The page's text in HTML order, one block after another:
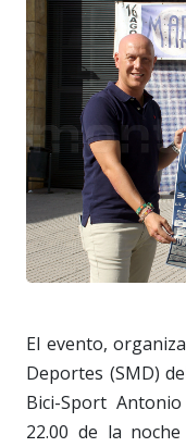
El evento,
Deportes (SMD)
Bici-Sport
22.00 de la